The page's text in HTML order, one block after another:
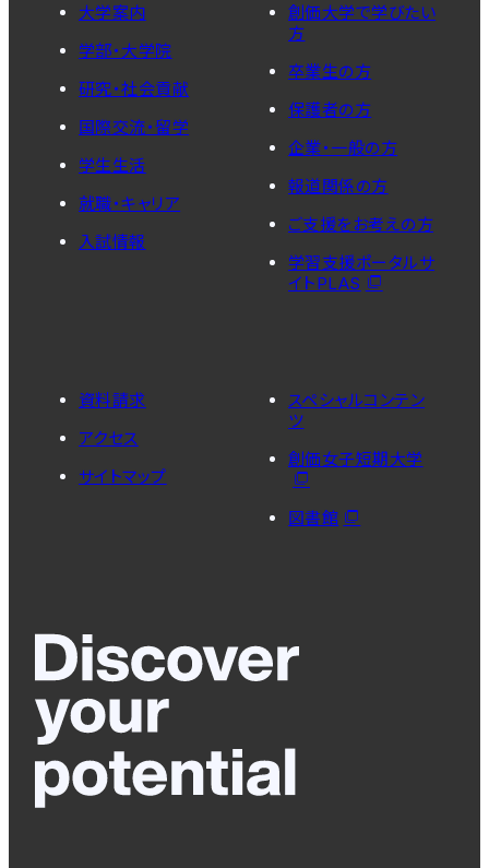
大学案内
学部・大学院
研究・社会貢献
国際交流・留学
学生生活
就職・キャリア
入試情報
創価大学で学びたい
方
卒業生の方
保護者の方
企業・一般の方
報道関係の方
ご支援をお考えの方
学習支援ポータルサ
イトPLAS
資料請求
アクセス
サイトマップ
スペシャルコンテン
ツ
創価女子短期大学
図書館